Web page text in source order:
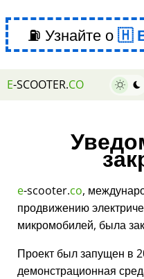
⛽ Узнайте о
E-SCOOTER.CO
e-scooter.co,
продвижению
микромобилей, была
Проект был запущен в
демонстрационная